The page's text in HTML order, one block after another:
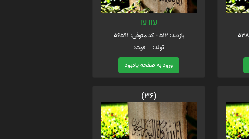
لااا لاا
بازدید: 512 - کد متوفی: 56591
تولد: فوت:
ورود به صفحه یادبود
(36)